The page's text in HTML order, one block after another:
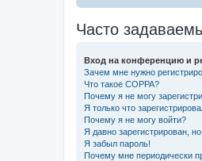
Часто
Вход на конференцию и
Зачем мне нужно
Что такое COPPA?
Почему я не могу
Я только что
Почему я не могу войти?
Я давно зарегистрирован,
Я забыл пароль!
Почему мне периодически